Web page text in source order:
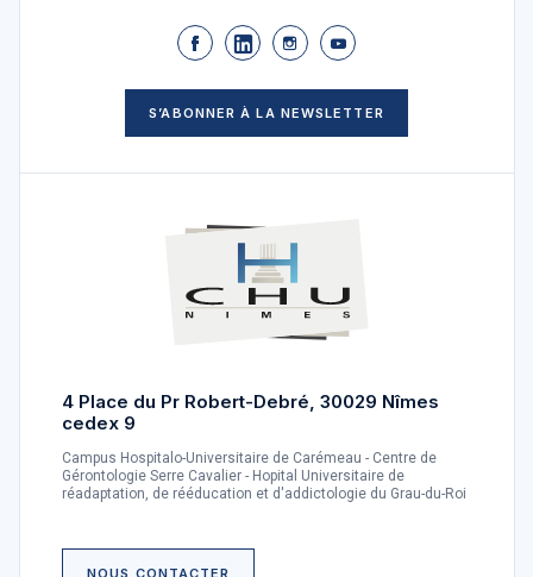
S’ABONNER À LA NEWSLETTER
4 Place du Pr Robert-Debré, 30029 Nîmes
cedex 9
Campus Hospitalo-Universitaire de Carémeau - Centre de
Gérontologie Serre Cavalier - Hopital Universitaire de
réadaptation, de rééducation et d'addictologie du Grau-du-Roi
NOUS CONTACTER